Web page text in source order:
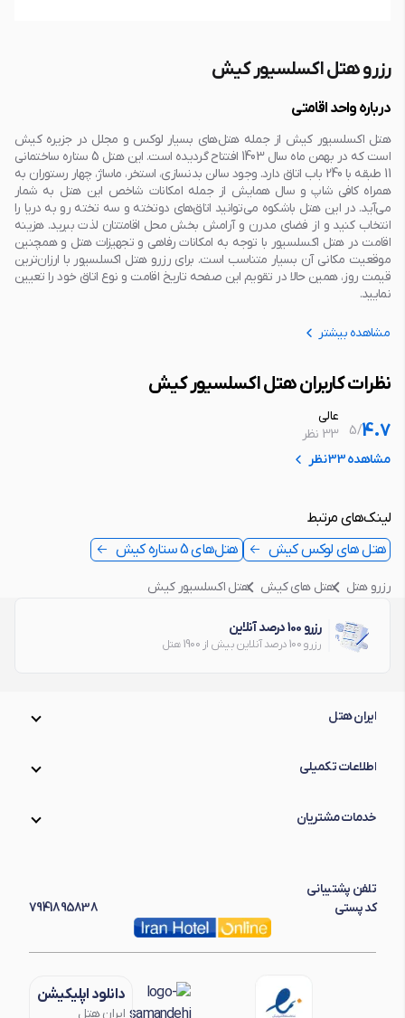
رزرو هتل اکسلسیور کیش
درباره واحد اقامتی
هتل اکسلسیور کیش از جمله هتل‌های بسیار لوکس و مجلل در جزیره کیش
است که در بهمن ماه سال 1403 افتتاح گردیده است. این هتل 5 ستاره ساختمانی
11 طبقه با 240 باب اتاق دارد. وجود سالن بدنسازی، استخر، ماساژ، چهار رستوران به
همراه کافی شاپ و سال همایش از جمله امکانات شاخص این هتل به شمار
می‎‌آید. در این هتل باشکوه می‌توانید اتاق‌های دوتخته و سه تخته رو به دریا را
انتخاب کنید و از فضای مدرن و آرامش بخش محل اقامتتان لذت ببرید. هزینه
اقامت در هتل اکسلسیور با توجه به امکانات رفاهی و تجهیزات هتل و همچنین
موقعیت مکانی آن بسیار متناسب است. برای رزرو هتل اکسلسیور با ارزان‌ترین
قیمت روز، همین حالا در تقویم این صفحه تاریخ اقامت و نوع اتاق خود را تعیین
نمایید.
مشاهده بیشتر
نظرات کاربران هتل اکسلسیور کیش
4.7
/
5
عالی
33 نظر
مشاهده 33 نظر
لینک‌های مرتبط
هتل های لوکس کیش
هتل‌های 5 ستاره کیش
رزرو هتل هتل های کیش هتل اکسلسیور کیش
رزرو 100 درصد آنلاین
رزرو 100 درصد آنلاین بیش از 1900 هتل
ایران هتل
اطلاعات تکمیلی
خدمات مشتریان
تلفن پشتیبانی
کد پستی
7941895838
دانلود اپلیکیشن
ایران هتل